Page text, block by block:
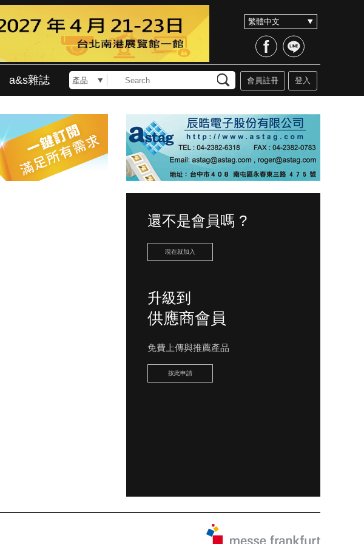
a&s雜誌 登入
會員註冊
還不是會員嗎 ?
現在就加入
升級到
供應商會員
免費上傳與推薦產品
按此申請